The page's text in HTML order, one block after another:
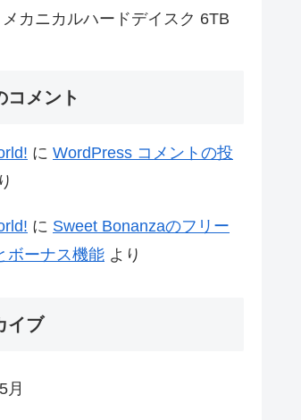
カニカルハードデイスク 6TB
コメント
に WordPress コメントの投
に Sweet Bonanzaのフリー
ボーナス機能 より
イブ
月